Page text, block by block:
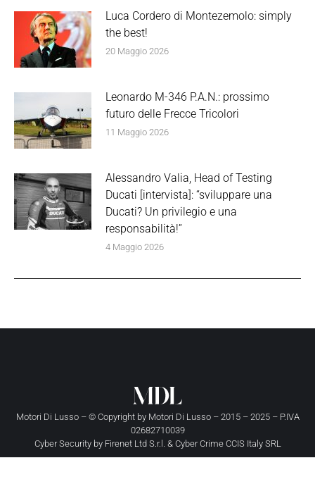
Luca Cordero di Montezemolo: simply
the best!
20 Maggio 2026
Leonardo M-346 P.A.N.: prossimo
futuro delle Frecce Tricolori
11 Maggio 2026
Alessandro Valia, Head of Testing
Ducati [intervista]: “sviluppare una
Ducati? Un privilegio e una
responsabilità!”
4 Maggio 2026
Motori Di Lusso – © Copyright by Motori Di Lusso– 2015 – 2025 – P.IVA
02682710039
Cyber Security by Firenet Ltd S.r.l. & Cyber Crime CCIS Italy SRL